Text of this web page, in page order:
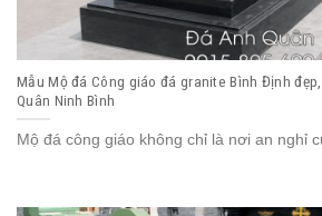
Mẫu Mộ đá Công giáo đá granite Bình Định
Quân Ninh Bình
Mộ đá công giáo không chỉ là nơi an nghỉ